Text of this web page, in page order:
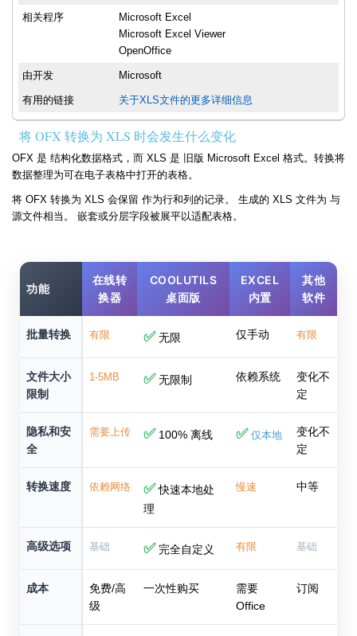
相关程序
Microsoft Excel
Microsoft Excel Viewer
OpenOffice
由开发 Microsoft
有用的链接 关于XLS文件的更多详细信息
将 OFX 转换为 XLS 时会发生什么变化
OFX 是 结构化数据格式，而 XLS 是 旧版 Microsoft Excel 格式。转换将
数据整理为可在电子表格中打开的表格。
将 OFX 转换为 XLS 会保留 作为行和列的记录。 生成的 XLS 文件为 与
源文件相当。 嵌套或分层字段被展平以适配表格。
功能
在线转
换器
COOLUTILS
桌面版
EXCEL
内置
其他
软件
批量转换 有限 ✅无限 仅手动 有限
文件大小
限制
1-5MB ✅无限制 依赖系统
变化不
定
隐私和安
全
需要上传 ✅100% 离线 ✅ 仅本地
变化不
定
转换速度 依赖网络 ✅快速本地处
理
慢速 中等
高级选项 基础 ✅完全自定义 有限 基础
成本
免费/高
级
一次性购买
需要
Office
订阅